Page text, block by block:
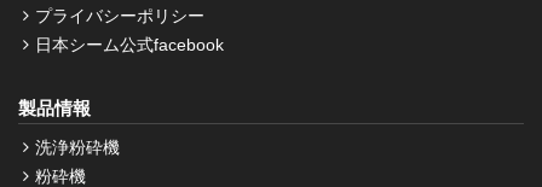
プライバシーポリシー
日本シーム公式facebook
製品情報
洗浄粉砕機
粉砕機